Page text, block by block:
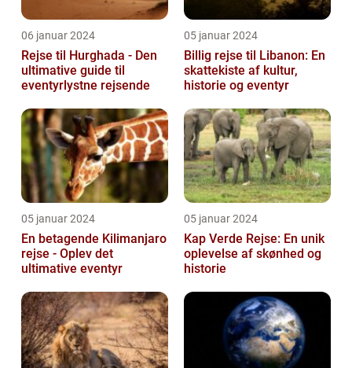
06 januar 2024
Rejse til Hurghada - Den
ultimative guide til
eventyrlystne rejsende
05 januar 2024
Billig rejse til Libanon: En
skattekiste af kultur,
historie og eventyr
05 januar 2024
En betagende Kilimanjaro
rejse - Oplev det
ultimative eventyr
05 januar 2024
Kap Verde Rejse: En unik
oplevelse af skønhed og
historie